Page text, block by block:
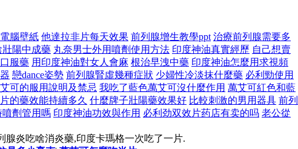
腦壁紙 他達拉非片每天效果 前列腺增生教學ppt 治療前列腺需要多
壯陽中成藥 丸奈男士外用噴劑使用方法 印度神油真實經歷 自己想賣
服藥 用印度神油對女人會麻 根治早洩中藥 印度神油怎麼用求視頻
戀dance姿勢 前列腺腎虛幾種症狀 少婦性冷淡抹什麼藥 必利勁使用
可的服用說明及禁忌 我吃了藍色萬艾可沒什麼作用 萬艾可紅色和藍
的藥效能持續多久 什麼牌子壯陽藥效果好 比較刺激的男用器具 前列
噴劑管用嗎 印度神油功效與作用 必利劲双效片药店有卖的吗 老公從
炎吃啥消炎藥,印度卡瑪格一次吃了一片.